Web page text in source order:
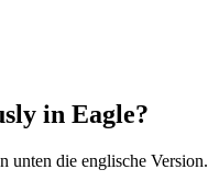
in Eagle?
unten die englische Version.